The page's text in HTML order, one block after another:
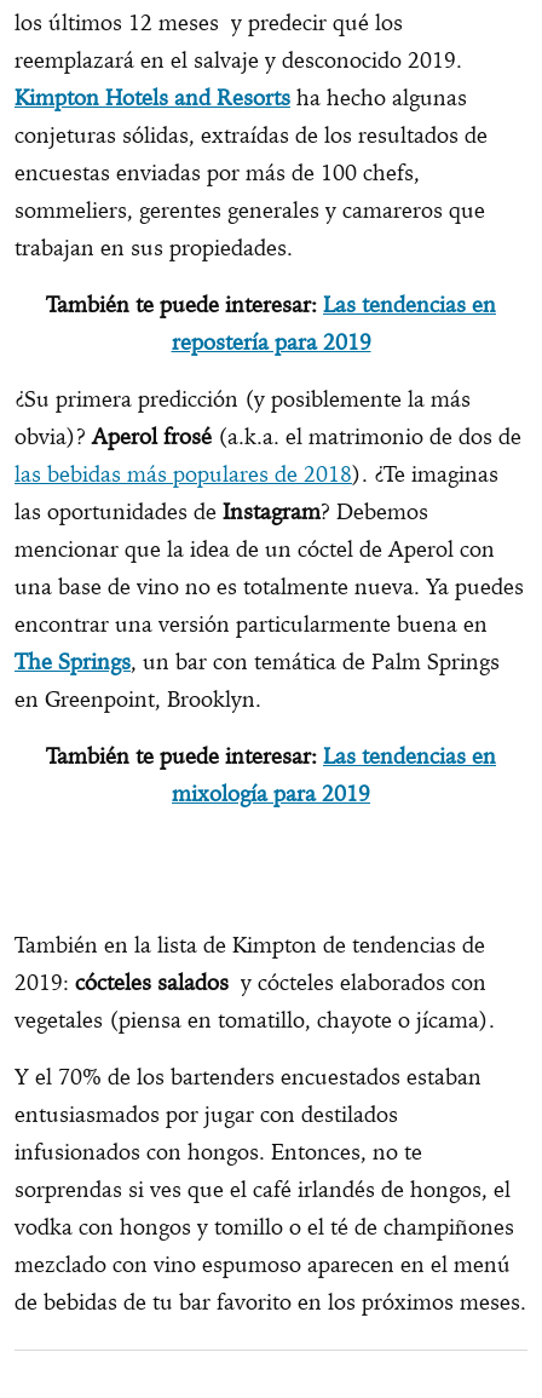
los últimos 12 meses y predecir qué los
reemplazará en el salvaje y desconocido 2019.
Kimpton Hotels and Resorts ha hecho algunas
conjeturas sólidas, extraídas de los resultados de
encuestas enviadas por más de 100 chefs,
sommeliers, gerentes generales y camareros que
trabajan en sus propiedades.
También te puede interesar: Las tendencias en
repostería para 2019
¿Su primera predicción (y posiblemente la más
obvia)?Aperol frosé (a.k.a. el matrimonio de dos de
las bebidas más populares de 2018). ¿Te imaginas
las oportunidades de Instagram? Debemos
mencionar que la idea de un cóctel de Aperol con
una base de vino no es totalmente nueva. Ya puedes
encontrar una versión particularmente buena en
The Springs, un bar con temática de Palm Springs
en Greenpoint, Brooklyn.
También te puede interesar: Las tendencias en
mixología para 2019
También en la lista de Kimpton de tendencias de
2019: cócteles salados y cócteles elaborados con
vegetales (piensa en tomatillo, chayote o jícama).
Y el 70% de los bartenders encuestados estaban
entusiasmados por jugar con destilados
infusionados con hongos. Entonces, no te
sorprendas si ves que el café irlandés de hongos, el
vodka con hongos y tomillo o el té de champiñones
mezclado con vino espumoso aparecen en el menú
de bebidas de tu bar favorito en los próximos meses.